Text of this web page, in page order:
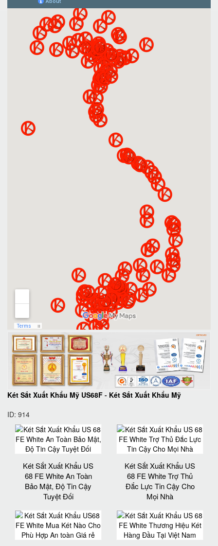
Két Sắt Xuất Khẩu Mỹ US68F - Két Sắt Xuất Khẩu Mỹ
ID: 914
Két Sắt Xuất Khẩu US
68 FE White An Toàn
Bảo Mật, Độ Tin Cậy
Tuyệt Đối
Két Sắt Xuất Khẩu US
68 FE White Trợ Thủ
Đắc Lực Tin Cậy Cho
Mọi Nhà